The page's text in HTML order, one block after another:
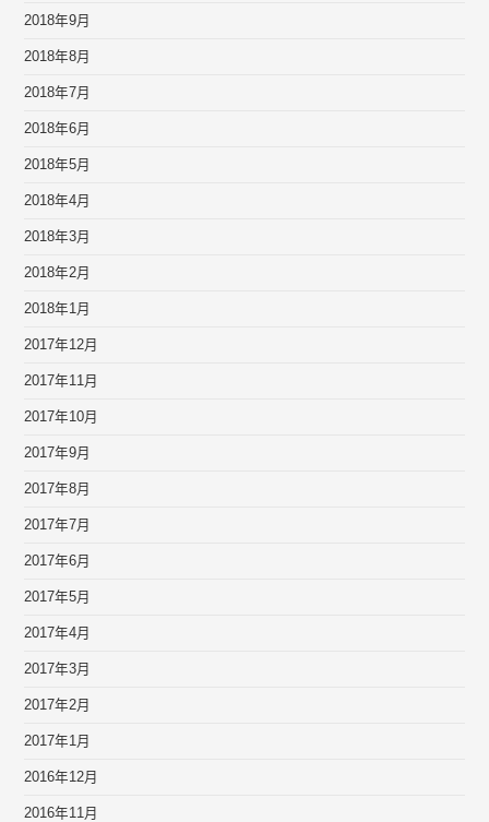
2018年9月
2018年8月
2018年7月
2018年6月
2018年5月
2018年4月
2018年3月
2018年2月
2018年1月
2017年12月
2017年11月
2017年10月
2017年9月
2017年8月
2017年7月
2017年6月
2017年5月
2017年4月
2017年3月
2017年2月
2017年1月
2016年12月
2016年11月